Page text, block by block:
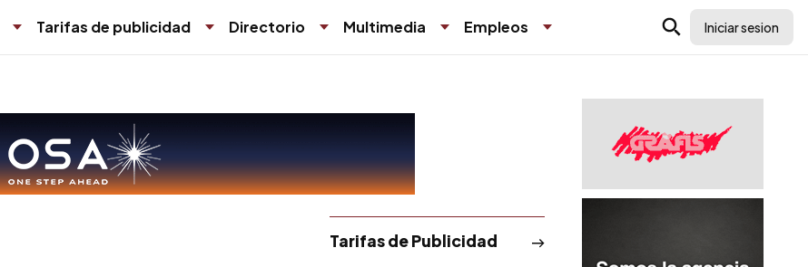
Tarifas de publicidad Directorio Multimedia Empleos Iniciar sesion
Tarifas de Publicidad